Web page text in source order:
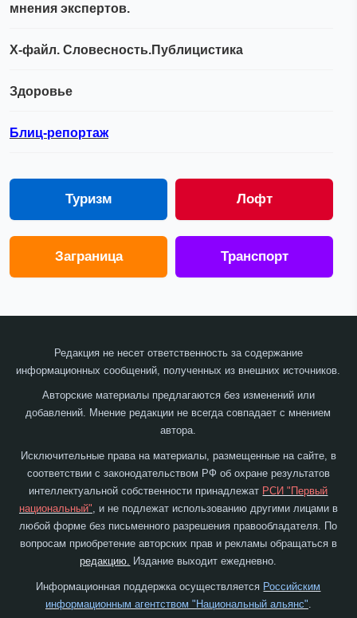
мнения экспертов.
Х-файл. Словесность.Публицистика
Здоровье
Блиц-репортаж
Туризм Лофт
Заграница Транспорт
Редакция не несет ответственность за содержание
информационных сообщений, полученных из внешних источников.
Авторские материалы предлагаются без изменений или
добавлений. Мнение редакции не всегда совпадает с мнением
автора.
Исключительные права на материалы, размещенные на сайте, в
соответствии с законодательством РФ об охране результатов
интеллектуальной собственности принадлежат РСИ "Первый
национальный", и не подлежат использованию другими лицами в
любой форме без письменного разрешения правообладателя. По
вопросам приобретение авторских прав и рекламы обращаться в
редакцию. Издание выходит ежедневно.
Информационная поддержка осуществляется Российским
информационным агентством "Национальный альянс"